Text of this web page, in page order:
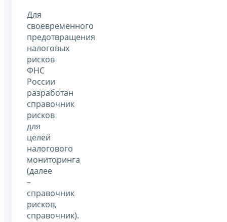
Для
своевременного
предотвращения
налоговых
рисков
ФНС
России
разработан
справочник
рисков
для
целей
налогового
мониторинга
(далее
–
справочник
рисков,
справочник).